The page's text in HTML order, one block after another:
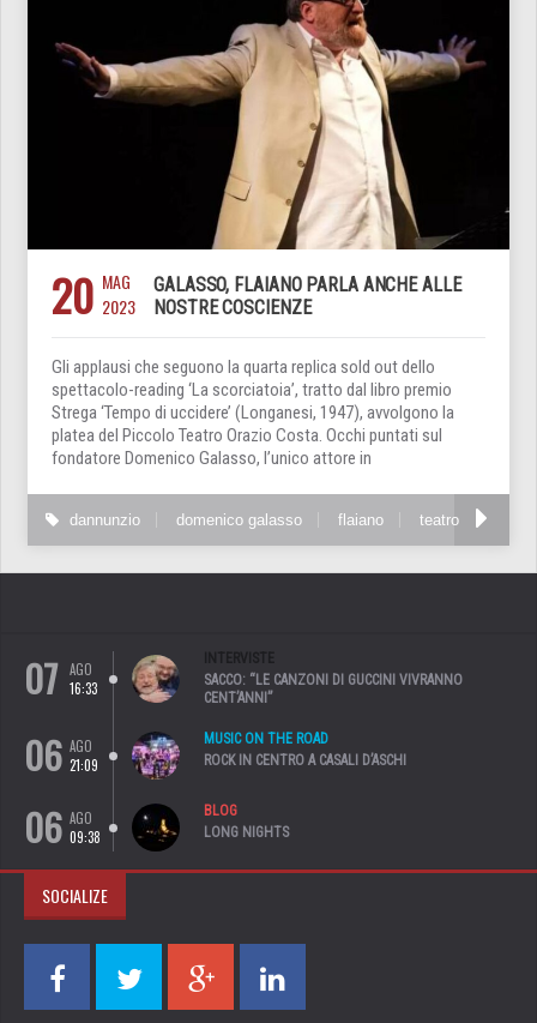
20 MAG
2023
GALASSO, FLAIANO PARLA ANCHE ALLE
NOSTRE COSCIENZE
Gli applausi che seguono la quarta replica sold out dello
spettacolo-reading ‘La scorciatoia’, tratto dal libro premio
Strega ‘Tempo di uccidere’ (Longanesi, 1947), avvolgono la
platea del Piccolo Teatro Orazio Costa. Occhi puntati sul
fondatore Domenico Galasso, l’unico attore in
dannunzio domenico galasso flaiano teatro
07
AGO
16:33
INTERVISTE
SACCO: “LE CANZONI DI GUCCINI VIVRANNO
CENT’ANNI”
06 AGO
21:09
MUSIC ON THE ROAD
ROCK IN CENTRO A CASALI D’ASCHI
06 AGO
09:38
BLOG
LONG NIGHTS
SOCIALIZE